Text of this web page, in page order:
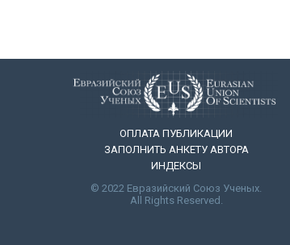
ОПЛАТА ПУБЛИКАЦИИ
ЗАПОЛНИТЬ АНКЕТУ АВТОРА
ИНДЕКСЫ
© 2022 Евразийский Союз Ученых.
All Rights Reserved.